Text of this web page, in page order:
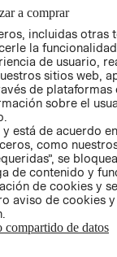
CONDICIONES
AVISO DE
PRIVACIDAD
GIFT CARD
AVISO DE
COOKIES
a comprar
incluidas otras
la
de usuario,
sitios web,
de plataformas
sobre el
está de acuerdo
como
se
de contenido y
de cookies y
aviso de cookies
de datos